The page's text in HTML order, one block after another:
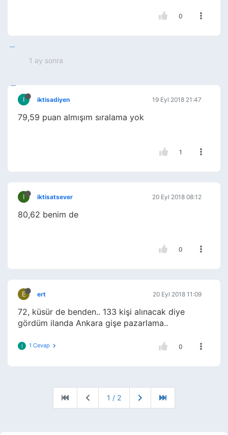
0
1 ay sonra
I iktisadiyen 19 Eyl 2018 21:47
79,59 puan almışım sıralama yok
1
I iktisatsever 20 Eyl 2018 08:12
80,62 benim de
0
E ert 20 Eyl 2018 11:09
72, küsür de benden.. 133 kişi alınacak diye
gördüm ilanda Ankara gişe pazarlama..
I 1 Cevap 0
1 / 2